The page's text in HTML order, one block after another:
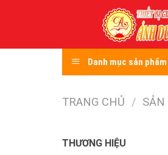
Danh mục sản phẩm
TRANG CHỦ /
THƯƠNG HIỆU